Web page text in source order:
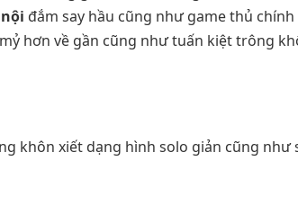
đắm say hầu cũng như game thủ chính
hơn về gần cũng như tuấn kiệt trông
khôn xiết dạng hình solo giản cũng như